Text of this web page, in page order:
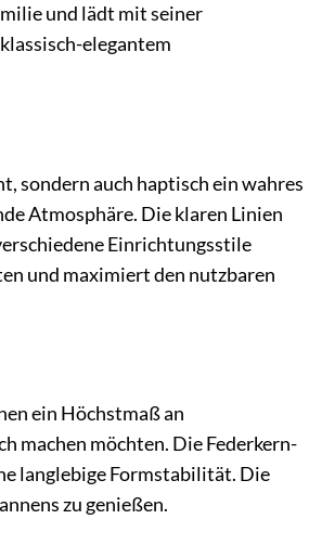
und lädt mit seiner
elegantem
sondern auch haptisch ein wahres
Atmosphäre. Die klaren Linien
Einrichtungsstile
und maximiert den nutzbaren
ein Höchstmaß an
machen möchten. Die Federkern-
langlebige Formstabilität. Die
zu genießen.